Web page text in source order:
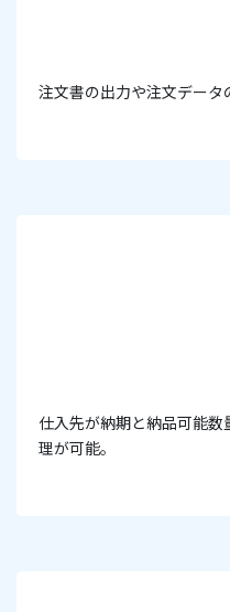
注文書の出力や注文データ
仕入先が納期と納品可能
理が可能。